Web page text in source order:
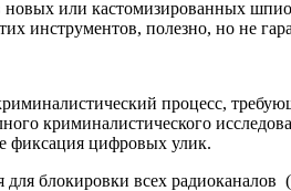
или кастомизированных
полезно, но не
процесс,
криминалистического
фиксация цифровых улик.
блокировки всех